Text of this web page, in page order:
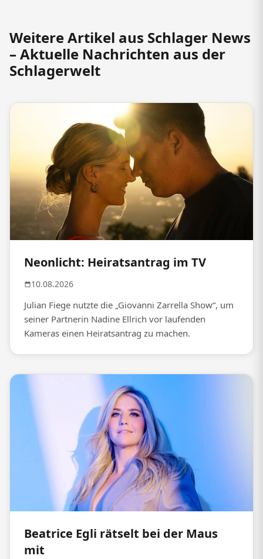
Weitere Artikel aus Schlager News
– Aktuelle Nachrichten aus der
Schlagerwelt
Neonlicht: Heiratsantrag im TV
10.08.2026
Julian Fiege nutzte die „Giovanni Zarrella Show“, um
seiner Partnerin Nadine Ellrich vor laufenden
Kameras einen Heiratsantrag zu machen.
Beatrice Egli rätselt bei der Maus
mit